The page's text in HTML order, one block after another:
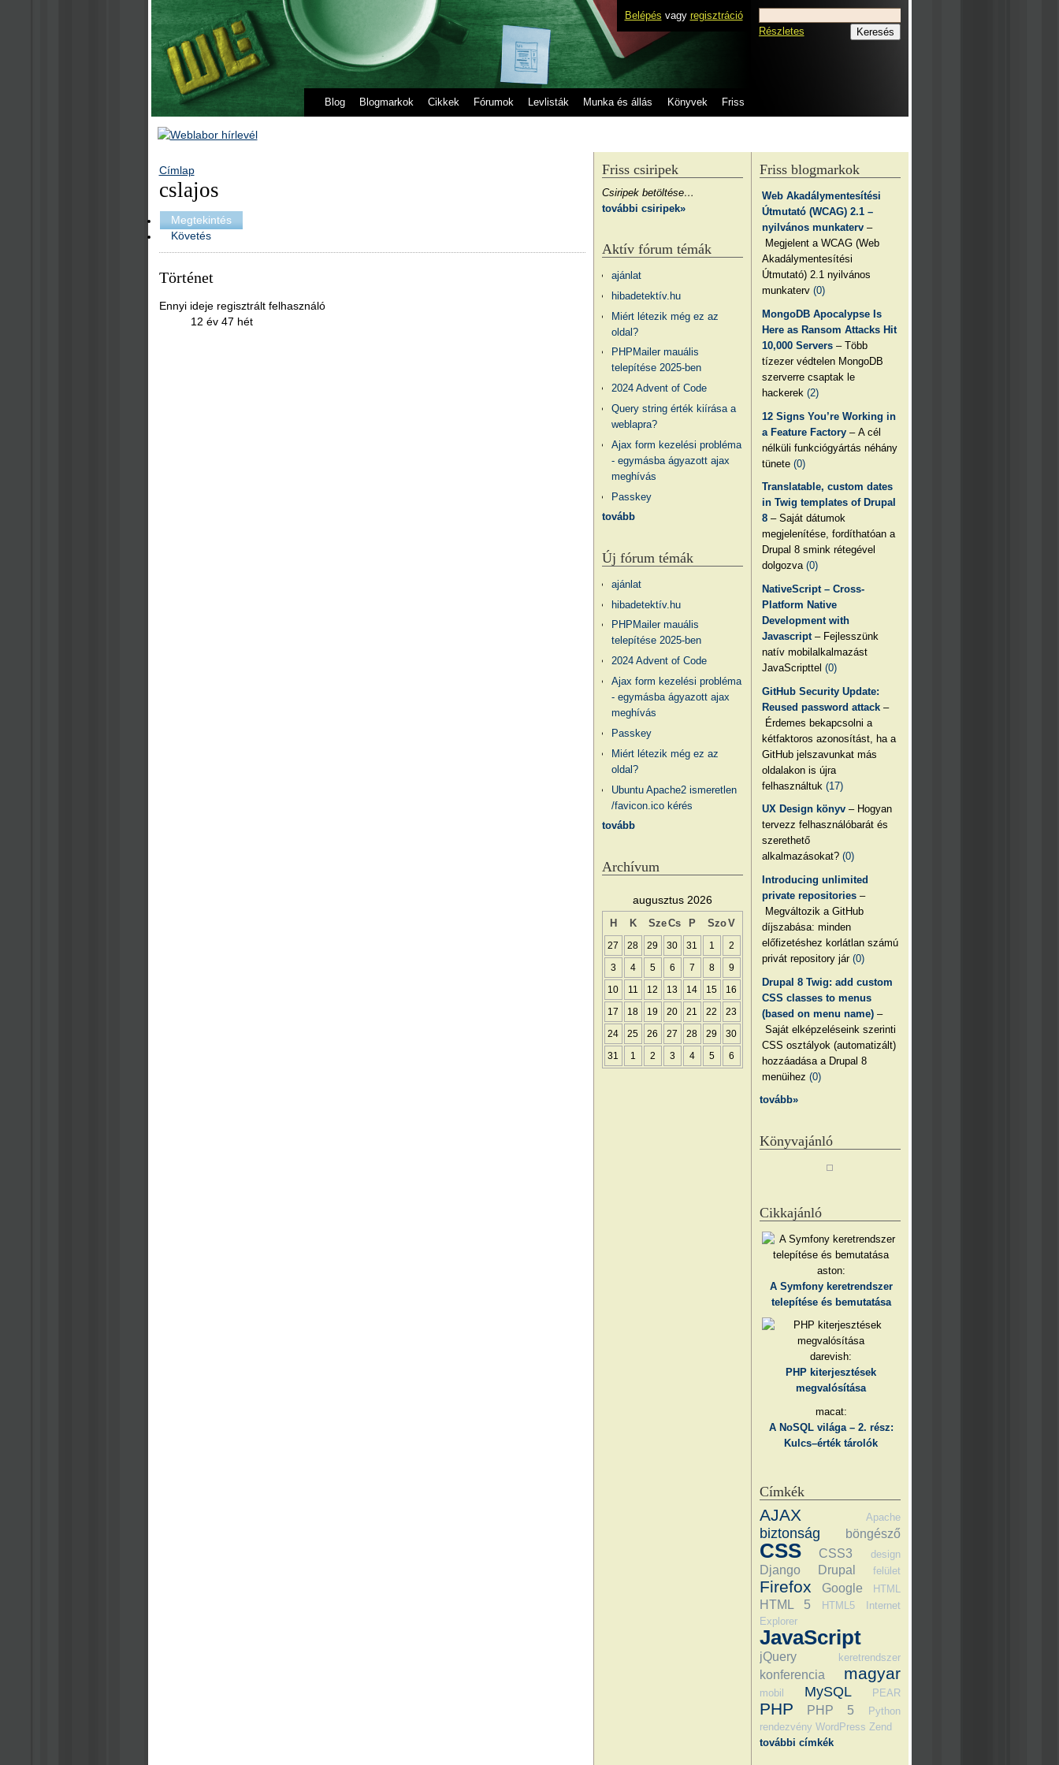
Belépés vagy regisztráció
Blog Blogmarkok Cikkek Fórumok Levlisták Munka és állás Könyvek Friss
Részletes
Címlap
cslajos
Megtekintés
Követés
Történet
Ennyi ideje regisztrált felhasználó
12 év 47 hét
Friss blogmarkok
Web Akadálymentesítési
Útmutató (WCAG) 2.1 –
nyilvános munkaterv –
Megjelent a WCAG (Web
Akadálymentesítési
Útmutató) 2.1 nyilvános
munkaterv(0)
MongoDB Apocalypse Is
Here as Ransom Attacks Hit
10,000 Servers – Több
tízezer védtelen MongoDB
szerverre csaptak le
hackerek(2)
12 Signs You’re Working in
a Feature Factory – A cél
nélküli funkciógyártás néhány
tünete(0)
Translatable, custom dates
in Twig templates of Drupal
8 – Saját dátumok
megjelenítése, fordíthatóan a
Drupal 8 smink rétegével
dolgozva(0)
NativeScript – Cross-
Platform Native
Development with
Javascript – Fejlesszünk
natív mobilalkalmazást
JavaScripttel(0)
GitHub Security Update:
Reused password attack –
Érdemes bekapcsolni a
kétfaktoros azonosítást, ha a
GitHub jelszavunkat más
oldalakon is újra
felhasználtuk(17)
UX Design könyv – Hogyan
tervezz felhasználóbarát és
szerethető
alkalmazásokat?(0)
Introducing unlimited
private repositories –
Megváltozik a GitHub
díjszabása: minden
előfizetéshez korlátlan számú
privát repository jár(0)
Drupal 8 Twig: add custom
CSS classes to menus
(based on menu name) –
Saját elképzeléseink szerinti
CSS osztályok (automatizált)
hozzáadása a Drupal 8
menüihez(0)
tovább»
Könyvajánló
Cikkajánló
aston:
A Symfony keretrendszer
telepítése és bemutatása
darevish:
PHP kiterjesztések
megvalósítása
macat:
A NoSQL világa – 2. rész:
Kulcs–érték tárolók
Címkék
AJAX Apache
biztonság böngésző
CSS CSS3 design
Django Drupal felület
Firefox Google HTML
HTML 5 HTML5
Internet
Explorer
JavaScript
jQuery keretrendszer
konferencia magyar
mobil MySQL PEAR
PHP PHP 5
Python
rendezvény WordPress Zend
további címkék
Friss csiripek
Csiripek betöltése…
további csiripek»
Aktív fórum témák
ajánlat
hibadetektív.hu
Miért létezik még ez az
oldal?
PHPMailer mauális
telepítése 2025-ben
2024 Advent of Code
Query string érték kiírása a
weblapra?
Ajax form kezelési probléma
- egymásba ágyazott ajax
meghívás
Passkey
tovább
Új fórum témák
ajánlat
hibadetektív.hu
PHPMailer mauális
telepítése 2025-ben
2024 Advent of Code
Ajax form kezelési probléma
- egymásba ágyazott ajax
meghívás
Passkey
Miért létezik még ez az
oldal?
Ubuntu Apache2 ismeretlen
/favicon.ico kérés
tovább
Archívum
augusztus 2026
H K SzeCs P SzoV
27 28 29 30 31 1 2
3 4 5 6 7 8 9
10 11 12 13 14 15 16
17 18 19 20 21 22 23
24 25 26 27 28 29 30
31 1 2 3 4 5 6